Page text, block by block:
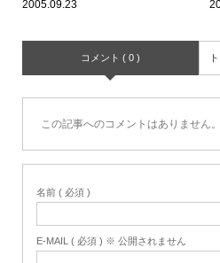
2005.09.23
コメント ( 0 )
この記事へのコメントはありません。
名前 ( 必須 )
E-MAIL ( 必須 ) ※ 公開されません